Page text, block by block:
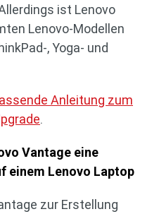
ist Lenovo
Lenovo-Modellen
, Yoga- und
Anleitung zum
.
Vantage eine
einem Lenovo Laptop
zur Erstellung